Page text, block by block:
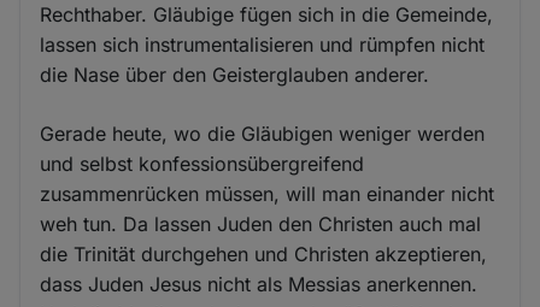
Rechthaber. Gläubige fügen sich in die Gemeinde,
lassen sich instrumentalisieren und rümpfen nicht
die Nase über den Geisterglauben anderer.
Gerade heute, wo die Gläubigen weniger werden
und selbst konfessionsübergreifend
zusammenrücken müssen, will man einander nicht
weh tun. Da lassen Juden den Christen auch mal
die Trinität durchgehen und Christen akzeptieren,
dass Juden Jesus nicht als Messias anerkennen.